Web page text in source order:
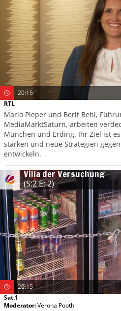
20:15
RTL
Mario Pieper und Berit Behl,
MediaMarktSaturn, arbeiten
München und Erding. Ihr Ziel ist
stärken und neue Strategien
entwickeln.
Villa der Versuchung
(S:2 E: 2)
20:15
Sat.1
Moderator:Verona Pooth